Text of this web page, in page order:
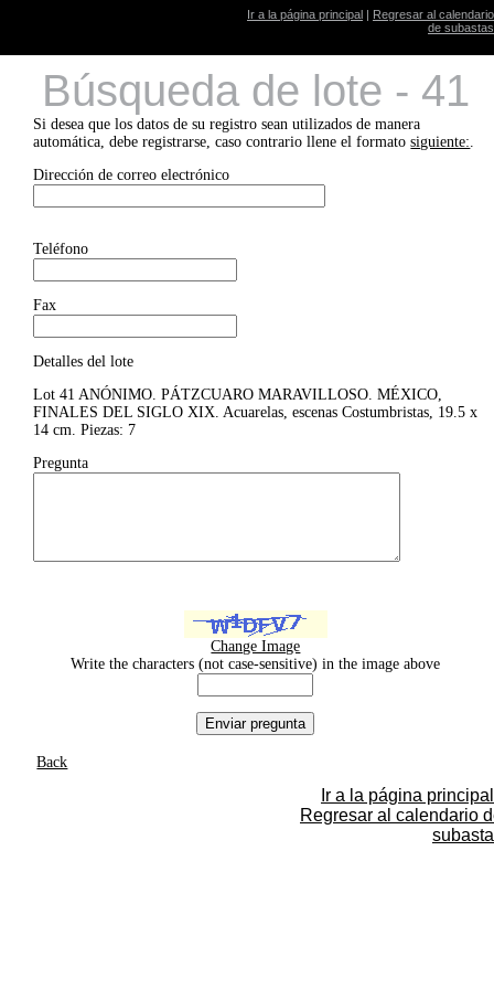
Ir a la página principal | Regresar al calendario
de subastas
Búsqueda de lote - 41
Si desea que los datos de su registro sean utilizados de manera
automática, debe registrarse, caso contrario llene el formatosiguiente:.
Dirección de correo electrónico
Teléfono
Fax
Detalles del lote
Lot 41 ANÓNIMO. PÁTZCUARO MARAVILLOSO. MÉXICO,
FINALES DEL SIGLO XIX. Acuarelas, escenas Costumbristas, 19.5 x
14 cm. Piezas: 7
Pregunta
Change Image
Write the characters (not case-sensitive) in the image above
Back
Ir a la página principal
Regresar al calendario